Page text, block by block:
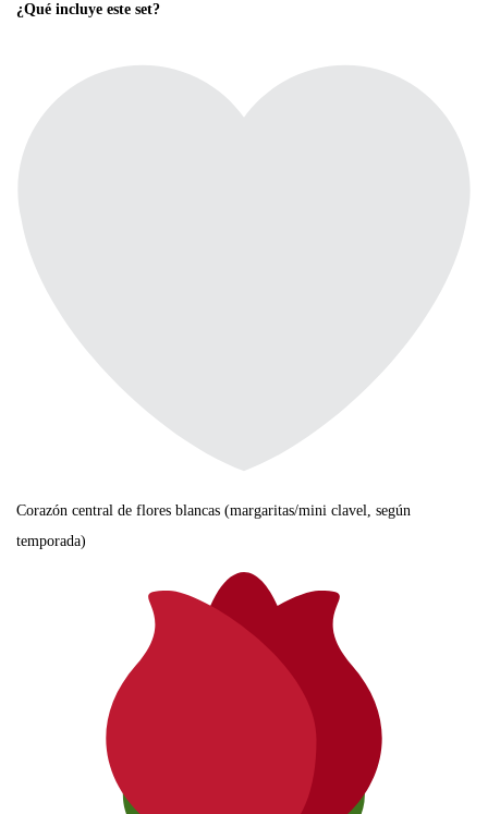
¿Qué incluye este set?
Corazón central de flores blancas (margaritas/mini clavel, según
temporada)